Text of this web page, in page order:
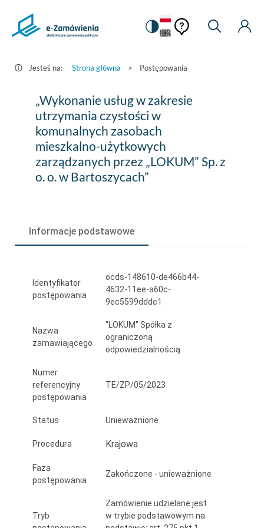
Postępowania
Zamówienia.gov.pl
Zmiana
na
kontrastową
Pomoc
kontekstowa
Pomoc
Moje
Jesteś na: Strona główna > Postępowania
„Wykonanie
usług
zakresie
utrzymania
komunalnych
mieszkalno-
użytkowych
zarządzanych
przez
Sp.
Bartoszycach”
„Wykonanie usług w zakresie
utrzymania czystości w
komunalnych zasobach
mieszkalno-użytkowych
zarządzanych przez „LOKUM” Sp. z
o. o. w Bartoszycach”
Informacje podstawowe
Identyfikator
postępowania
ocds-148610-de466b44-
4632-11ee-a60c-
9ec5599dddc1
Nazwa
zamawiającego
"LOKUM" Spółka z
ograniczoną
odpowiedzialnością
Numer
referencyjny
postępowania
TE/ZP/05/2023
Status Unieważnione
Procedura Krajowa
Faza
postępowania
Zakończone - unieważnione
Tryb
Zamówienie udzielane jest
w trybie podstawowym na